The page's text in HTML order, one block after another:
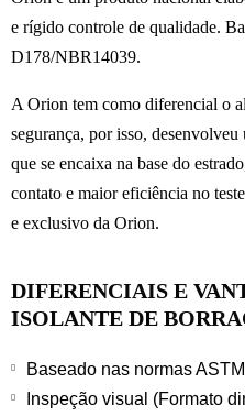
e rígido controle de qualidade.
D178/NBR14039.
A Orion tem como diferencial o
segurança, por isso,
que se encaixa na base do
contato e maior eficiência no
e exclusivo da Orion.
DIFERENCIAIS E
ISOLANTE DE
Baseado nas normas
Inspeção visual (Formato